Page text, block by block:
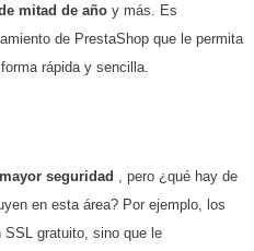
mitad de añoy más. Es
de PrestaShop que le permita
rápida y sencilla.
seguridad , pero ¿qué hay de
en esta área? Por ejemplo, los
gratuito, sino que le